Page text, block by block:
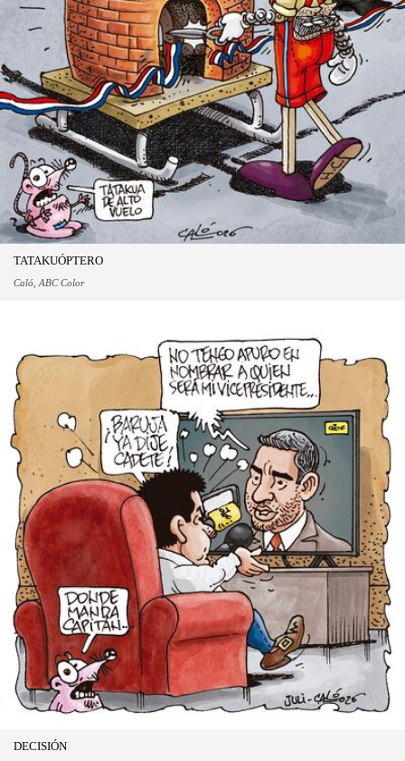
TATAKUÓPTERO
Caló, ABC Color
DECISIÓN